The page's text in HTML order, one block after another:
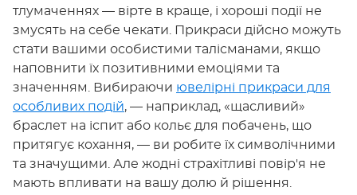
тлумаченнях — вірте в краще, і хороші події не
змусять на себе чекати. Прикраси дійсно можуть
стати вашими особистими талісманами, якщо
наповнити їх позитивними емоціями та
значенням. Вибираючи ювелірні прикраси для
особливих подій, — наприклад, «щасливий»
браслет на іспит або кольє для побачень, що
притягує кохання, — ви робите їх символічними
та значущими. Але жодні страхітливі повір'я не
мають впливати на вашу долю й рішення.